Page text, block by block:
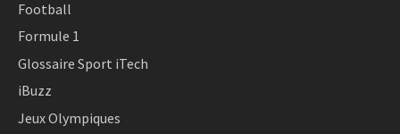
Football
Formule 1
Glossaire Sport iTech
iBuzz
Jeux Olympiques